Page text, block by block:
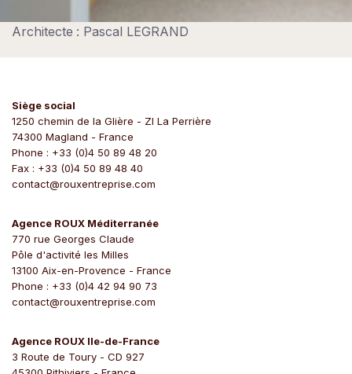
Architecte : Pascal LEGRAND
Siège social
1250 chemin de la Glière - ZI La Perrière
74300 Magland - France
Phone : +33 (0)4 50 89 48 20
Fax : +33 (0)4 50 89 48 40
contact@rouxentreprise.com
Agence ROUX Méditerranée
770 rue Georges Claude
Pôle d'activité les Milles
13100 Aix-en-Provence - France
Phone : +33 (0)4 42 94 90 73
contact@rouxentreprise.com
Agence ROUX Ile-de-France
3 Route de Toury - CD 927